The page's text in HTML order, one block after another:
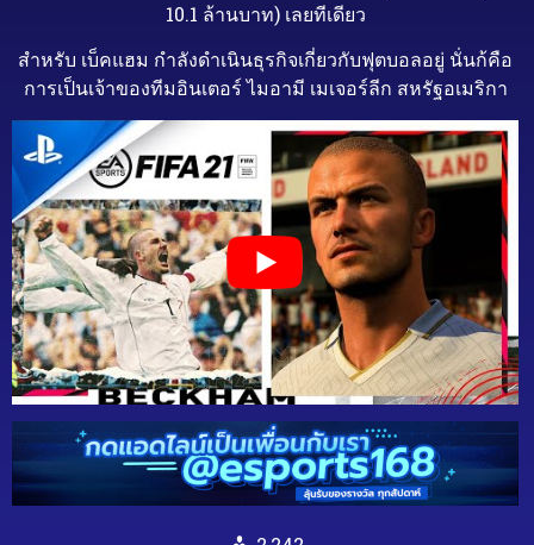
10.1 ล้านบาท) เลยทีเดียว
สำหรับ เบ็คแฮม กำลังดำเนินธุรกิจเกี่ยวกับฟุตบอลอยู่ นั่นก้คือ
การเป็นเจ้าของทีมอินเตอร์ ไมอามี เมเจอร์ลีก สหรัฐอเมริกา